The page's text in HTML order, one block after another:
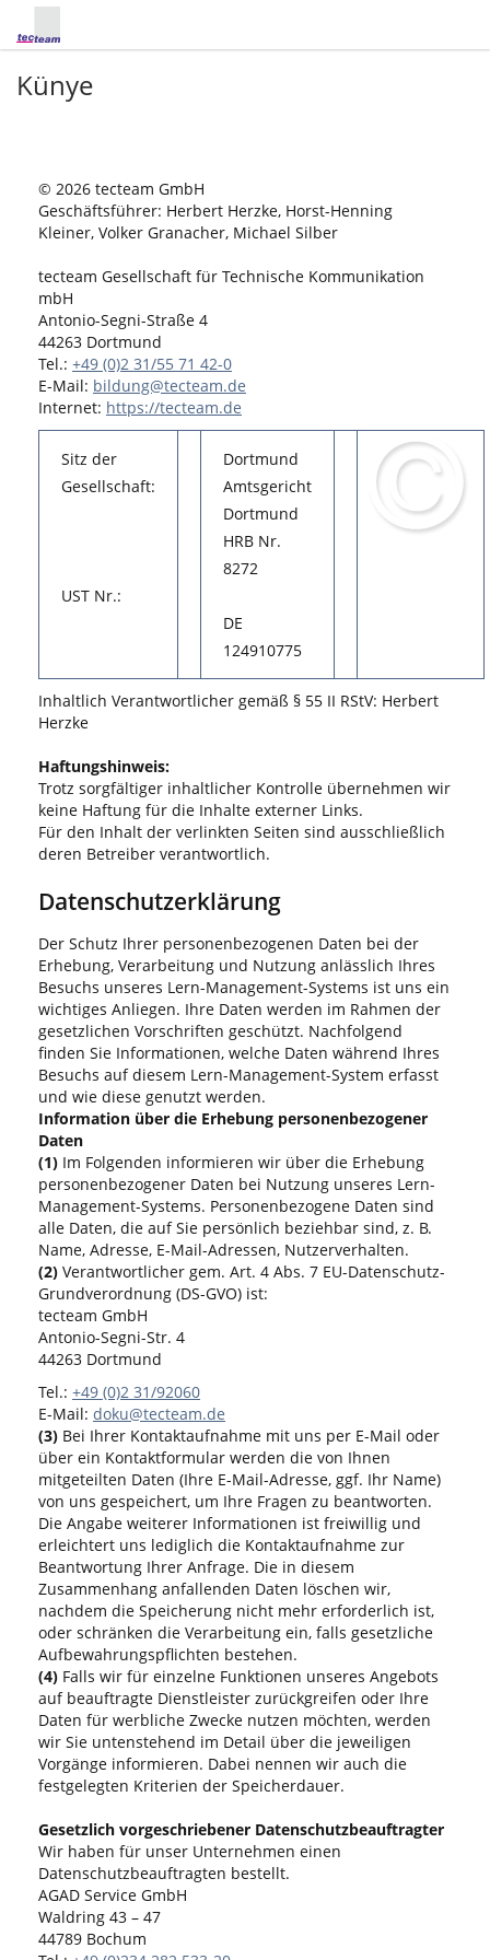
Künye
© 2026 tecteam GmbH
Geschäftsführer: Herbert Herzke, Horst-Henning
Kleiner, Volker Granacher, Michael Silber
tecteam Gesellschaft für Technische Kommunikation
mbH
Antonio-Segni-Straße 4
44263 Dortmund
Tel.: +49 (0)2 31/55 71 42-0
E-Mail: bildung@tecteam.de
Internet: https://tecteam.de
Sitz der
Gesellschaft:
UST Nr.:
Dortmund
Amtsgericht
Dortmund
HRB Nr.
8272
DE
124910775
Inhaltlich Verantwortlicher gemäß § 55 II RStV: Herbert
Herzke
Haftungshinweis:
Trotz sorgfältiger inhaltlicher Kontrolle übernehmen wir
keine Haftung für die Inhalte externer Links.
Für den Inhalt der verlinkten Seiten sind ausschließlich
deren Betreiber verantwortlich.
Datenschutzerklärung
Der Schutz Ihrer personenbezogenen Daten bei der
Erhebung, Verarbeitung und Nutzung anlässlich Ihres
Besuchs unseres Lern-Management-Systems ist uns ein
wichtiges Anliegen. Ihre Daten werden im Rahmen der
gesetzlichen Vorschriften geschützt. Nachfolgend
finden Sie Informationen, welche Daten während Ihres
Besuchs auf diesem Lern-Management-System erfasst
und wie diese genutzt werden.
Information über die Erhebung personenbezogener
Daten
(1) Im Folgenden informieren wir über die Erhebung
personenbezogener Daten bei Nutzung unseres Lern-
Management-Systems. Personenbezogene Daten sind
alle Daten, die auf Sie persönlich beziehbar sind, z. B.
Name, Adresse, E-Mail-Adressen, Nutzerverhalten.
(2) Verantwortlicher gem. Art. 4 Abs. 7 EU-Datenschutz-
Grundverordnung (DS-GVO) ist:
tecteam GmbH
Antonio-Segni-Str. 4
44263 Dortmund
Tel.: +49 (0)2 31/92060
E-Mail: doku@tecteam.de
(3) Bei Ihrer Kontaktaufnahme mit uns per E-Mail oder
über ein Kontaktformular werden die von Ihnen
mitgeteilten Daten (Ihre E-Mail-Adresse, ggf. Ihr Name)
von uns gespeichert, um Ihre Fragen zu beantworten.
Die Angabe weiterer Informationen ist freiwillig und
erleichtert uns lediglich die Kontaktaufnahme zur
Beantwortung Ihrer Anfrage. Die in diesem
Zusammenhang anfallenden Daten löschen wir,
nachdem die Speicherung nicht mehr erforderlich ist,
oder schränken die Verarbeitung ein, falls gesetzliche
Aufbewahrungspflichten bestehen.
(4) Falls wir für einzelne Funktionen unseres Angebots
auf beauftragte Dienstleister zurückgreifen oder Ihre
Daten für werbliche Zwecke nutzen möchten, werden
wir Sie untenstehend im Detail über die jeweiligen
Vorgänge informieren. Dabei nennen wir auch die
festgelegten Kriterien der Speicherdauer.
Gesetzlich vorgeschriebener Datenschutzbeauftragter
Wir haben für unser Unternehmen einen
Datenschutzbeauftragten bestellt.
AGAD Service GmbH
Waldring 43 – 47
44789 Bochum